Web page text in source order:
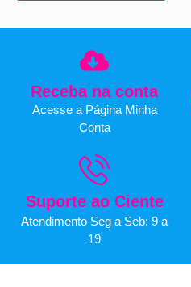
Receba na conta
Acesse a Página Minha
Conta
Suporte ao Ciente
Atendimento Seg a Seb: 9 a
19